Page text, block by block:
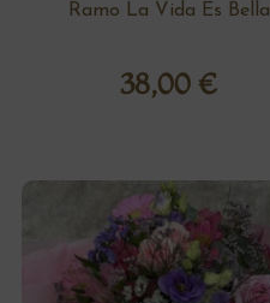
Ramo La Vida Es Bella
38,00 €